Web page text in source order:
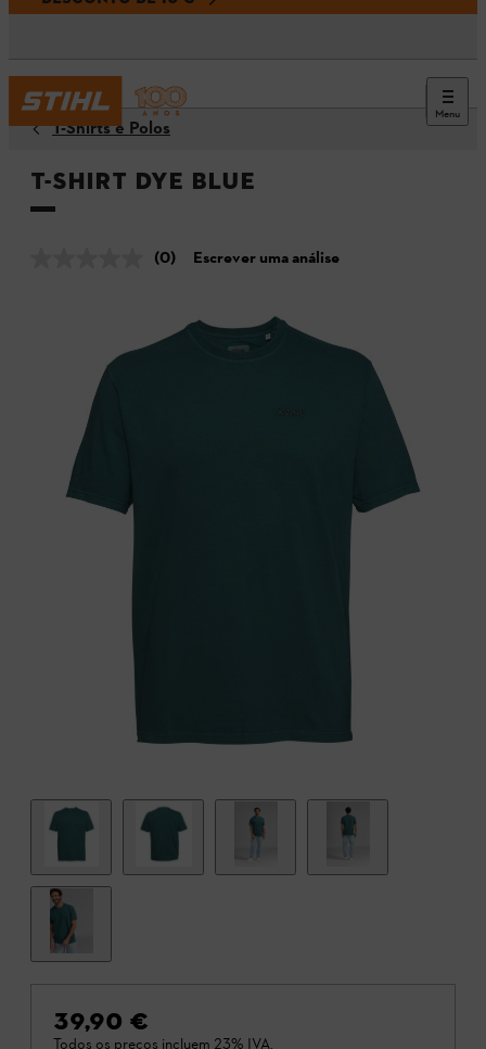
Menu
T-Shirts e Polos
T-shirt DYE BLUE
(0) Escrever uma análise
39,90 €
Todos os preços incluem 23% IVA.